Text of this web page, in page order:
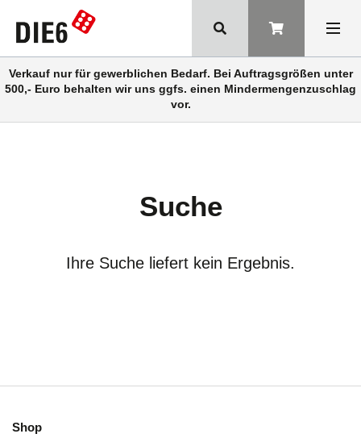
Verkauf nur für gewerblichen Bedarf. Bei Auftragsgrößen unter
500,- Euro behalten wir uns ggfs. einen Mindermengenzuschlag
vor.
Suche
Ihre Suche liefert kein Ergebnis.
Shop